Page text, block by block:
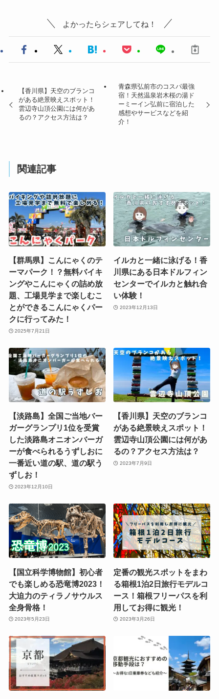
よかったらシェアしてね！
【香川県】天空のブランコ
がある絶景映えスポット！
雲辺寺山頂公園には何があ
るの？アクセス方法は？
青森県弘前市のコスパ最強
宿！天然温泉岩木桜の湯ド
ーミーイン弘前に宿泊した
感想やサービスなどを紹
介！
関連記事
【群馬県】こんにゃくのテ
ーマパーク！？無料バイキ
ングやこんにゃくの詰め放
題、工場見学まで楽しむこ
とができるこんにゃくパー
クに行ってみた！
2025年7月21日
イルカと一緒に泳げる！香
川県にある日本ドルフィン
センターでイルカと触れ合
い体験！
2023年12月13日
【淡路島】全国ご当地バー
ガーグランプリ1位を受賞
した淡路島オニオンバーガ
ーが食べられるうずしおに
一番近い道の駅、道の駅う
ずしお！
2023年12月10日
【香川県】天空のブランコ
がある絶景映えスポット！
雲辺寺山頂公園には何があ
るの？アクセス方法は？
2023年7月9日
【国立科学博物館】初心者
でも楽しめる恐竜博2023！
大迫力のティラノサウルス
全身骨格！
2023年5月23日
定番の観光スポットをまわ
る箱根1泊2日旅行モデルコ
ース！箱根フリーパスを利
用してお得に観光！
2023年3月26日